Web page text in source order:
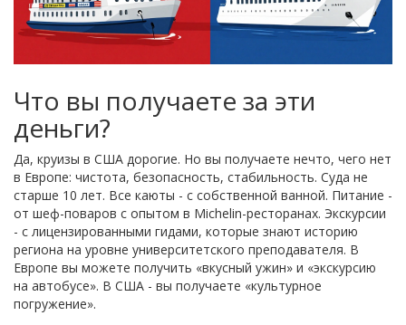
Что вы получаете за эти
деньги?
Да, круизы в США дорогие. Но вы получаете нечто, чего нет
в Европе: чистота, безопасность, стабильность. Суда не
старше 10 лет. Все каюты - с собственной ванной. Питание -
от шеф-поваров с опытом в Michelin-ресторанах. Экскурсии
- с лицензированными гидами, которые знают историю
региона на уровне университетского преподавателя. В
Европе вы можете получить «вкусный ужин» и «экскурсию
на автобусе». В США - вы получаете «культурное
погружение».